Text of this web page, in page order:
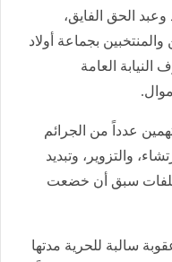
الحق الفايق،
بجماعة أولاد
العامة
عدداً من الجرائم
والتزوير، وتبديد
سبق أن خضعت
سالبة للحرية مدتها